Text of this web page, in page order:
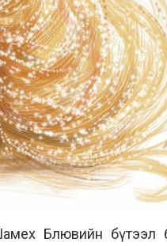
Блювийн бүтээл